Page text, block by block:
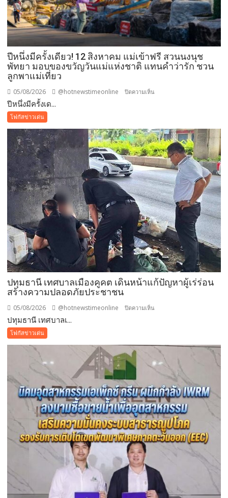
ปีหนึ่งมีครั้งเดียว! 12 สิงหาคม แม่เข้าฟรี สวนนงนุช
พัทยา มอบของขวัญวันแม่แห่งชาติ แทนคำว่ารัก ชวน
ลูกพาแม่เที่ยว
05/08/2026 @hotnewstimeonline ปิดความเห็น
ครั้ง
เดียว!
12
สิงหาคม
แม่
เข้า
ฟรี
สวน
นงนุช
พัทยา
มอบ
ของ
ขวัญ
วัน
ว่า
รัก
พา
แม่
เที่ยว
ปีหนึ่งมีครั้งเด...
โฟกัสข่าวเด่น
ปทุมธานี เทศบาลเมืองคูคต เดินหน้าแก้ปัญหาผู้เร่ร่อน
สร้างความปลอดภัยประชาชน
05/08/2026 @hotnewstimeonline ปิดความเห็น
คูคต
เดิน
แก้
ปัญหา
ผู้
เร่ร่อน
สร้าง
ความ
ปทุมธานี เทศบาลเ...
โฟกัสข่าวเด่น